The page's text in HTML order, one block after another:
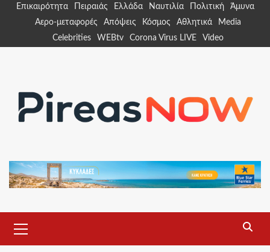
Επικαιρότητα Πειραιάς Ελλάδα Ναυτιλία Πολιτική
Άμυνα
Αερο-μεταφορές
Απόψεις Κόσμος Αθλητικά
Media
Celebrities
WEBtv Corona Virus LIVE Video
Menu